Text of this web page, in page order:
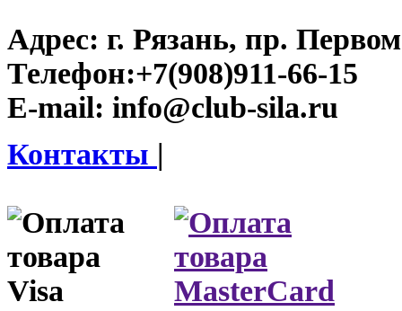
Адрес: г. Рязань, пр.
Телефон:+7(908)911-66-15
E-mail: info@club-sila.ru
Контакты |